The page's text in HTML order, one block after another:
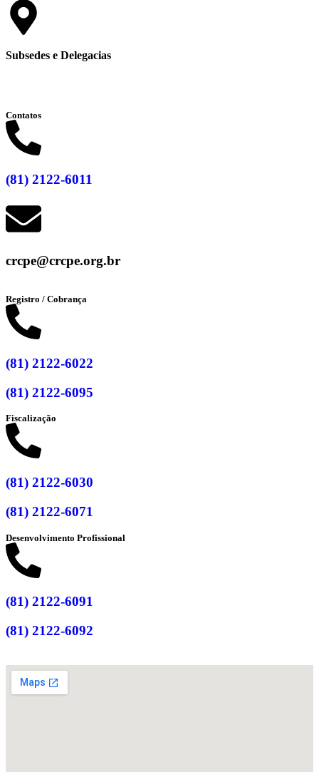
Subsedes e Delegacias
Contatos
(81) 2122-6011
crcpe@crcpe.org.br
Registro / Cobrança
(81) 2122-6022
(81) 2122-6095
Fiscalização
(81) 2122-6030
(81) 2122-6071
Desenvolvimento Profissional
(81) 2122-6091
(81) 2122-6092